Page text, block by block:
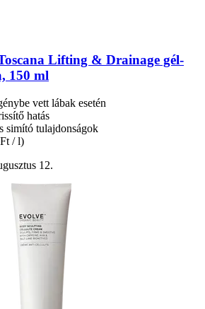
Lifting & Drainage gél-​
150 ml
vett lábak esetén
hatás
simító tulajdonságok
/ l)
12.